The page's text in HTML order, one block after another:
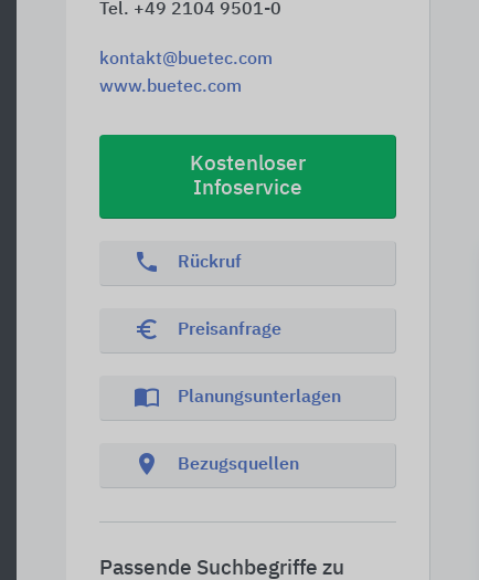
Tel. +49 2104 9501-0
kontakt@buetec.com
www.buetec.com
Kostenloser
Infoservice
phone Rückruf
euro_symbol Preisanfrage
import_contacts Planungsunterlagen
location_on Bezugsquellen
Passende Suchbegriffe zu